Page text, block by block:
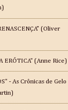
(Oliver
ERÓTICA" (Anne Rice)
- As Crônicas de Gelo